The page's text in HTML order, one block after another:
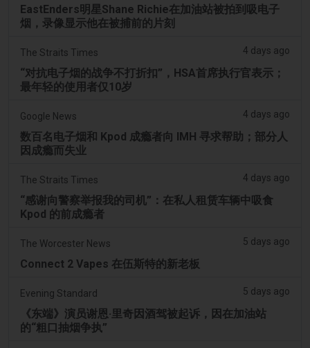
EastEnders明星Shane Richie在加油站被拍到吸电子
烟，录像显示他在被捕前的片刻
The Straits Times 4 days ago
“对抗电子烟的战争不打折扣”，HSA首席执行官表示；
最年轻的使用者仅10岁
Google News 4 days ago
数百名电子烟和 Kpod 成瘾者向 IMH 寻求帮助；部分人
因成瘾而失业
The Straits Times 4 days ago
“感谢向警察举报我的司机”：在私人租赁车辆中吸食
Kpod 的前成瘾者
The Worcester News 5 days ago
Connect 2 Vapes 在伍斯特的新老板
Evening Standard 5 days ago
《东端》演员谢恩·里奇因酒驾被起诉，因在加油站
的“粗口抽烟争执”